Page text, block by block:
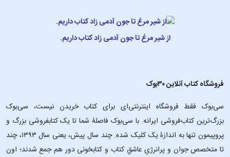
از شیر مرغ تا جون آدمی زاد کتاب داریم.
فروشگاه کتاب آنلاین ۳۰بوک
سی‌بوک فقط فروشگاه اینترنتی‌ای برای کتاب خریدن نیست، سی‌بوک
بزرگ‌ترین کتاب‌فروشی ایرانه. با سی‌بوک فاصلۀ شما تا یک کتابفروشی بزرگ و
پروپیمون تنها به اندازۀ یک کلیک شده. چند سال پیش، یعنی سال ۱۳۹۳، چند
تا متخصص جوان و پرانرژیِ عاشقِ کتاب و کتابخونی دور هم جمع شدند؛ اون‌